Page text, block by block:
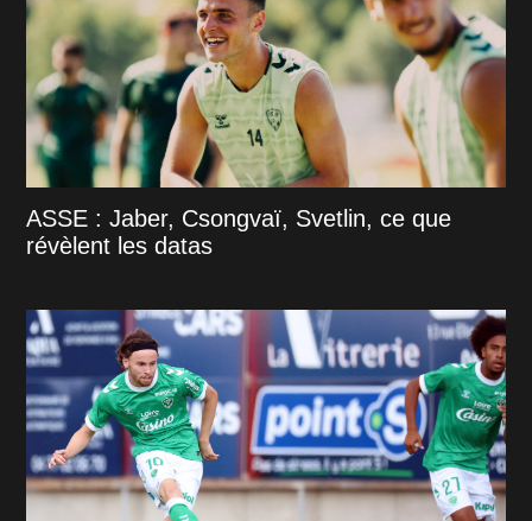
ASSE : Jaber, Csongvaï, Svetlin, ce que
révèlent les datas